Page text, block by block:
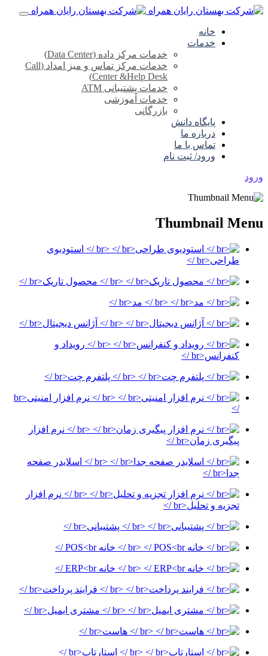
خانه
خدمات
خدمات مرکز داده (Data Center)
خدمات مرکز تماس و میز امداد (Call
Center &Help Desk)
خدمات پشتیبانی ATM
خدمات آموزشی
بازرگانی
پایگاه دانش
درباره ما
تماس با ما
ورود/ ثبت نام
ورود
Thumbnail Menu
<br /> استودیوی
طراحی<br />
<br /> محصول تاریک<br />
<br /> مد<br />
<br /> آژانس دیجیتال<br />
<br /> رویداد و
کنفرانس<br />
<br /> پلتفرم چت<br />
<br /> نرم افزار امنیتی<br
/>
<br /> نرم افزار
پیگیری زمان<br />
<br /> اسلایدر صفحه
جدا<br />
<br /> نرم افزار
تجزیه و تحلیل<br />
<br /> پشتیبانی<br />
<br /> خانه POS<br />
<br /> خانه ERP<br />
<br /> فرایند پرداخت<br />
<br /> مشتری ایمیل<br />
<br /> هاست<br />
<br /> استارتاپ<br />